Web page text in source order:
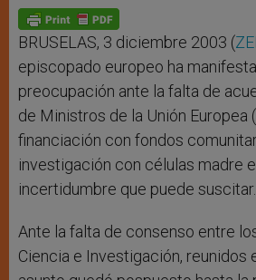
p
p
g
e
r
o
k
BRUSELAS, 3 diciembre 2003 (
episcopado europeo ha
preocupación ante la falta de
de Ministros de la Unión Europea
financiación con fondos
investigación con células madre
incertidumbre que puede suscitar.
Ante la falta de consenso entre
Ciencia e Investigación, reunidos